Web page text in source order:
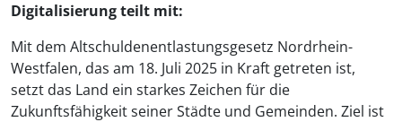
Digitalisierung teilt mit:
Mit dem Altschuldenentlastungsgesetz Nordrhein-
Westfalen, das am 18. Juli 2025 in Kraft getreten ist,
setzt das Land ein starkes Zeichen für die
Zukunftsfähigkeit seiner Städte und Gemeinden. Ziel ist